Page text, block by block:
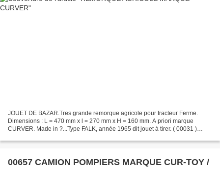
JOUET DE BAZAR.Tres grande remorque agricole pour tracteur Ferme.
Dimensions : L = 470 mm x l = 270 mm x H = 160 mm. A priori marque
CURVER. Made in ?...Type FALK, année 1965 dit jouet à tirer. ( 00031 )
00657 CAMION POMPIERS MARQUE CUR-TOY /